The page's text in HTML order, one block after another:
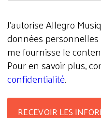
J'autorise Allegro
données
me fournisse le
Pour en savoir plus,
confidentialité.